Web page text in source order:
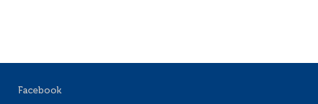
Facebook